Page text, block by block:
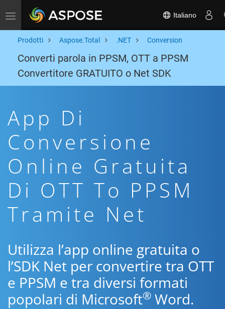
Toggle navigation Italiano
Prodotti Aspose.Total .NET Conversion
Converti parola in PPSM, OTT a PPSM
Convertitore GRATUITO o Net SDK
App Di
Conversione
Online Gratuita
Di OTT To PPSM
Tramite Net
Utilizza l’app online gratuita o
l’SDK Net per convertire tra OTT
e PPSM e tra diversi formati
popolari di Microsoft® Word.